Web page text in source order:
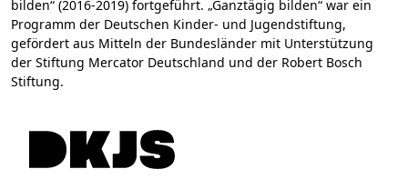
bilden“ (2016-2019) fortgeführt. „Ganztägig bilden“ war ein
Programm der Deutschen Kinder- und Jugendstiftung,
gefördert aus Mitteln der Bundesländer mit Unterstützung
der Stiftung Mercator Deutschland und der Robert Bosch
Stiftung.